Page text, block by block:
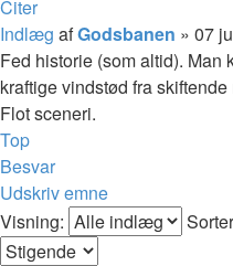
Citer
Indlæg afGodsbanen » 07
Fed historie (som altid). Man
kraftige vindstød fra skiftende
Flot sceneri.
Top
Besvar
Udskriv emne
Visning: